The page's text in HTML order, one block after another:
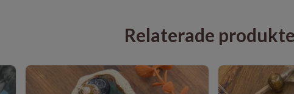
Relaterade